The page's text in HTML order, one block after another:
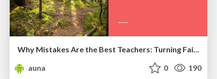
auna
0 190